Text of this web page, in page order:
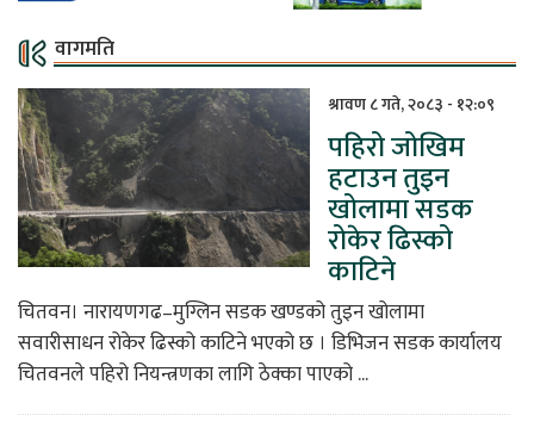
वागमति
श्रावण ८ गते, २०८३ - १२:०९
पहिरो जोखिम
हटाउन तुइन
खोलामा सडक
रोकेर ढिस्को
काटिने
चितवन। नारायणगढ–मुग्लिन सडक खण्डको तुइन खोलामा
सवारीसाधन रोकेर ढिस्को काटिने भएको छ । डिभिजन सडक कार्यालय
चितवनले पहिरो नियन्त्रणका लागि ठेक्का पाएको ...